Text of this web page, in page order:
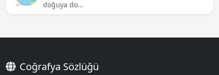
doğuya do...
Coğrafya Sözlüğü